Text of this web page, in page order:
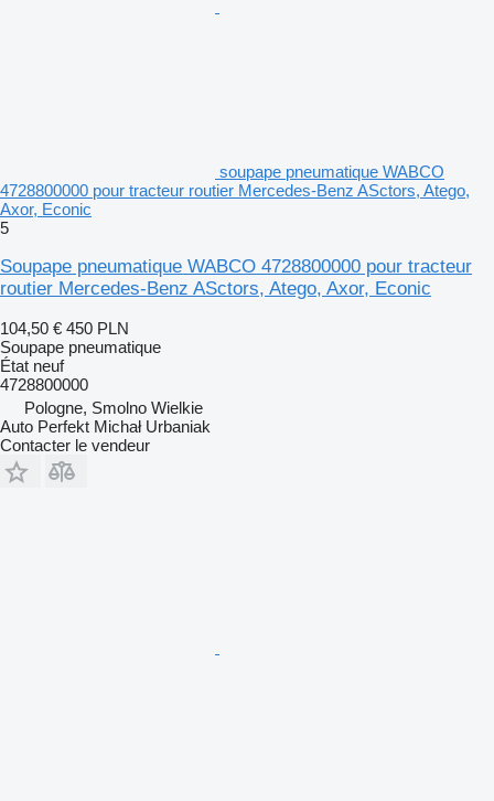
soupape pneumatique WABCO
4728800000 pour tracteur routier Mercedes-Benz ASctors, Atego,
Axor, Econic
5
Soupape pneumatique WABCO 4728800000 pour tracteur
routier Mercedes-Benz ASctors, Atego, Axor, Econic
104,50 € 450 PLN
Soupape pneumatique
État neuf
4728800000
Pologne, Smolno Wielkie
Auto Perfekt Michał Urbaniak
Contacter le vendeur